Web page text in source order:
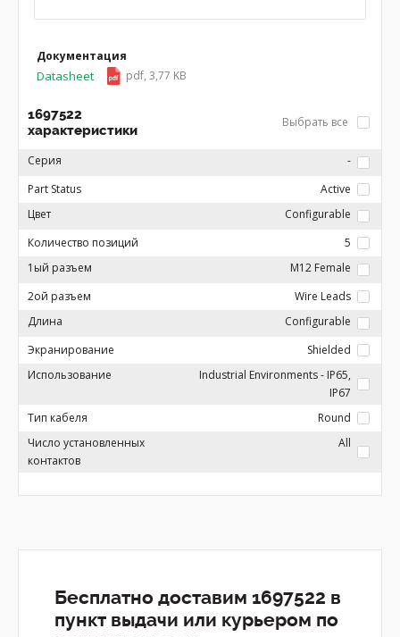
Документация
Datasheet pdf, 3,77 KB
1697522
характеристики
Выбрать все
Серия
-
Part Status
Active
Цвет
Configurable
Количество позиций
5
1ый разъем
M12 Female
2ой разъем
Wire Leads
Длина
Configurable
Экранирование
Shielded
Использование
Industrial Environments - IP65,
IP67
Тип кабеля
Round
Число установленных
контактов
All
Бесплатно доставим 1697522 в
пункт выдачи или курьером по